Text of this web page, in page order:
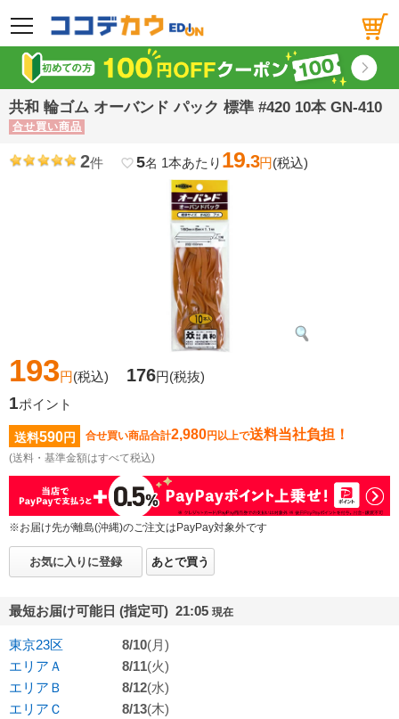
メニュー
共和 輪ゴム オーバンド パック 標準 #420 10本 GN-410
合せ買い商品
2件 favorite_border5名 1本あたり 19.3円(税込)
193円(税込) 176円(税抜)
1ポイント
送料590円 合せ買い商品合計2,980円以上で送料当社負担！
(送料・基準金額はすべて税込)
※お届け先が離島(沖縄)のご注文はPayPay対象外です
お気に入りに登録 あとで買う
最短お届け可能日 (指定可) 21:05 現在
東京23区 8/10(月)
エリアＡ
8/11(火)
エリアＢ
8/12(水)
エリアＣ
8/13(木)